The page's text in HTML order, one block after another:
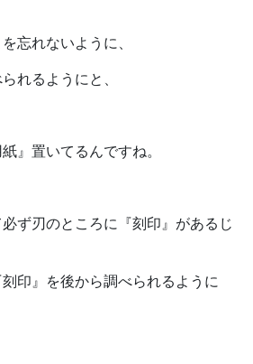
忘れないように、
れるようにと、
』置いてるんですね。
ず刃のところに『刻印』があるじ
印』を後から調べられるように